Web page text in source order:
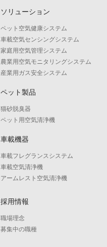
ソリューション
ペット空気健康システム
車載空気センシングシステム
家庭用空気管理システム
農業用空気モニタリングシステム
産業用ガス安全システム
ペット製品
猫砂脱臭器
ペット用空気清浄機
車載機器
車載フレグランスシステム
車載空気清浄機
アームレスト空気清浄機
採用情報
職場理念
募集中の職種